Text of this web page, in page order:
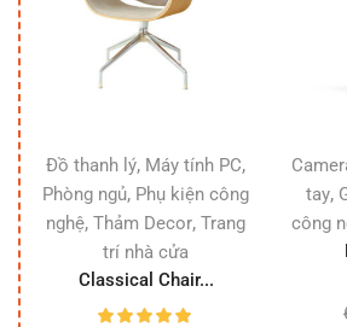
Đồ thanh lý, Máy tính PC,
Phòng ngủ, Phụ kiện công
nghệ, Thảm Decor, Trang
trí nhà cửa
Classical Chair...
tay,
công